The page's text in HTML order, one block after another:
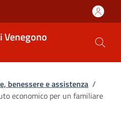
Venegono
benessere e assistenza /
economico per un familiare